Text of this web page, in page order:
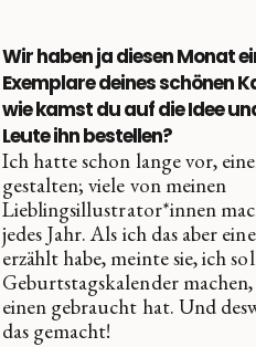
Wir haben ja diesen Monat
Exemplare deines schönen
wie kamst du auf die Idee
Leute ihn bestellen?
Ich hatte schon lange vor,
gestalten; viele von meinen
Lieblingsillustrator*innen
jedes Jahr. Als ich das aber
erzählt habe, meinte sie, ich
Geburtstagskalender
einen gebraucht hat. Und
das gemacht!